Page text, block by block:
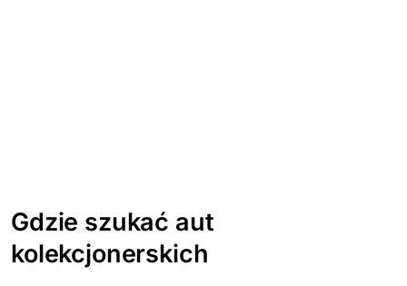
Gdzie szukać aut
kolekcjonerskich